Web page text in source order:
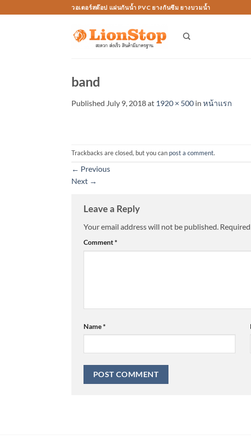
to
วอเตอร์สต๊อป แผ่นกันน้ำ PVC ยางกันซึม ยางบวมน้ำ
band
Published July 9, 2018at 1920 × 500 in หน้าแรก
Trackbacks are closed, but you can post a comment.
← Previous
Next →
Leave a Reply
Your email address will not be published.
Comment*
Name*